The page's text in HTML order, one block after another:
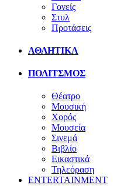
Γονείς
Στυλ
Προτάσεις
ΑΘΛΗΤΙΚΑ
ΠΟΛΙΤΣΜΟΣ
Θέατρο
Μουσική
Χορός
Μουσεία
Σινεμά
Βιβλίο
Εικαστικά
Τηλεόραση
ENTERTAINMENT